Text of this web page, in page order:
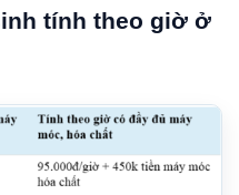
tính theo giờ ở